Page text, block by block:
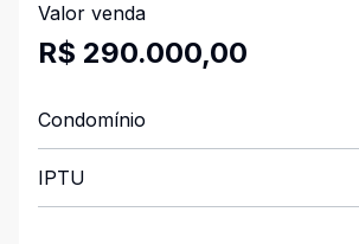
Valor venda
R$ 290.000,00
Condomínio
IPTU